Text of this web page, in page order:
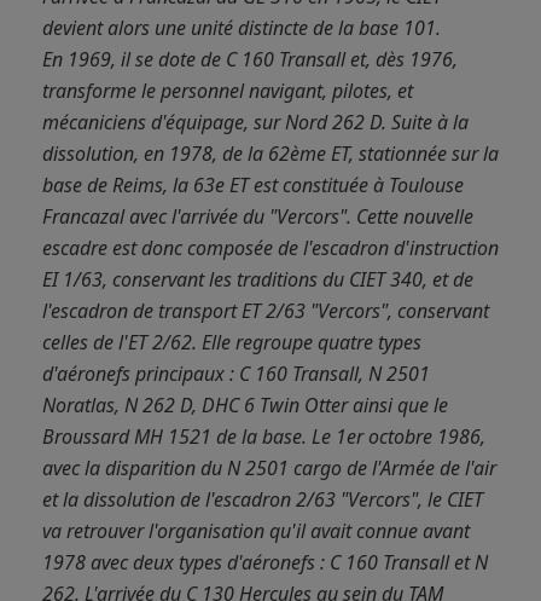
devient alors une unité distincte de la base 101.
En 1969, il se dote de C 160 Transall et, dès 1976,
transforme le personnel navigant, pilotes, et
mécaniciens d'équipage, sur Nord 262 D. Suite à la
dissolution, en 1978, de la 62ème ET, stationnée sur la
base de Reims, la 63e ET est constituée à Toulouse
Francazal avec l'arrivée du "Vercors". Cette nouvelle
escadre est donc composée de l'escadron d'instruction
EI 1/63, conservant les traditions du CIET 340, et de
l'escadron de transport ET 2/63 "Vercors", conservant
celles de l'ET 2/62. Elle regroupe quatre types
d'aéronefs principaux : C 160 Transall, N 2501
Noratlas, N 262 D, DHC 6 Twin Otter ainsi que le
Broussard MH 1521 de la base. Le 1er octobre 1986,
avec la disparition du N 2501 cargo de l'Armée de l'air
et la dissolution de l'escadron 2/63 "Vercors", le CIET
va retrouver l'organisation qu'il avait connue avant
1978 avec deux types d'aéronefs : C 160 Transall et N
262. L'arrivée du C 130 Hercules au sein du TAM